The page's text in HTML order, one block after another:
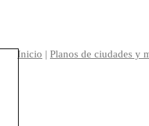
Inicio |Planos de ciudades y